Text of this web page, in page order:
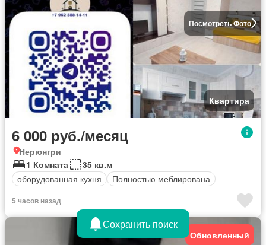
Посмотреть Фото
Квартира
6 000 руб./месяц
Нерюнгри
1 Комната
35 кв.м
оборудованная кухня
Полностью меблирована
5 часов назад
Обновленный
Сохранить поиск